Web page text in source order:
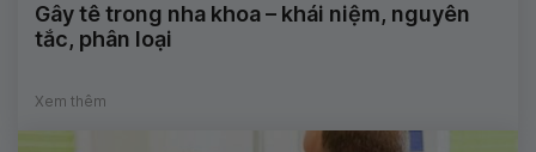
Gây tê trong nha khoa – khái niệm, nguyên
tắc, phân loại
Xem thêm